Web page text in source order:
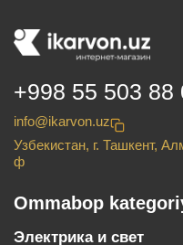
+998 55 503 88
info@ikarvon.uz
Узбекистан, г. Ташкент,
ф
Ommabop
Электрика и свет